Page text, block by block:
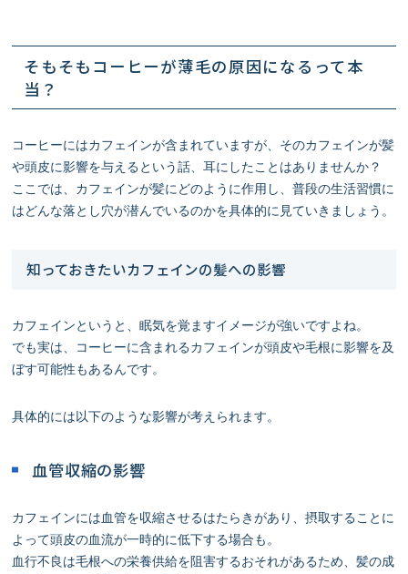
そもそもコーヒーが薄毛の原因になるって本
当？
コーヒーにはカフェインが含まれていますが、そのカフェインが髪
や頭皮に影響を与えるという話、耳にしたことはありませんか？
ここでは、カフェインが髪にどのように作用し、普段の生活習慣に
はどんな落とし穴が潜んでいるのかを具体的に見ていきましょう。
知っておきたいカフェインの髪への影響
カフェインというと、眠気を覚ますイメージが強いですよね。
でも実は、コーヒーに含まれるカフェインが頭皮や毛根に影響を及
ぼす可能性もあるんです。
具体的には以下のような影響が考えられます。
血管収縮の影響
カフェインには血管を収縮させるはたらきがあり、摂取することに
よって頭皮の血流が一時的に低下する場合も。
血行不良は毛根への栄養供給を阻害するおそれがあるため、髪の成